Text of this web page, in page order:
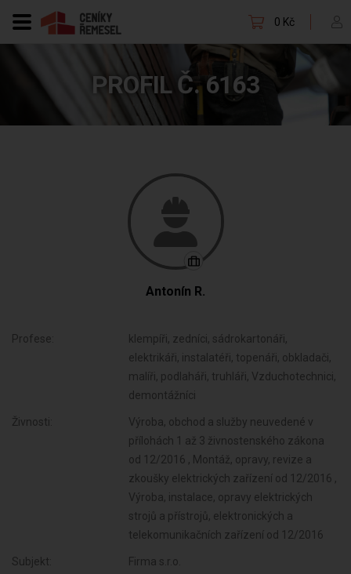
0 Kč
PROFIL Č. 6163
Antonín R.
Profese:
klempíři, zedníci, sádrokartonáři,
elektrikáři, instalatéři, topenáři, obkladači,
malíři, podlaháři, truhláři, Vzduchotechnici,
demontážníci
Živnosti:
Výroba, obchod a služby neuvedené v
přílohách 1 až 3 živnostenského zákona
od 12/2016 , Montáž, opravy, revize a
zkoušky elektrických zařízení od 12/2016 ,
Výroba, instalace, opravy elektrických
strojů a přístrojů, elektronických a
telekomunikačních zařízení od 12/2016
Subjekt: Firma s.r.o.